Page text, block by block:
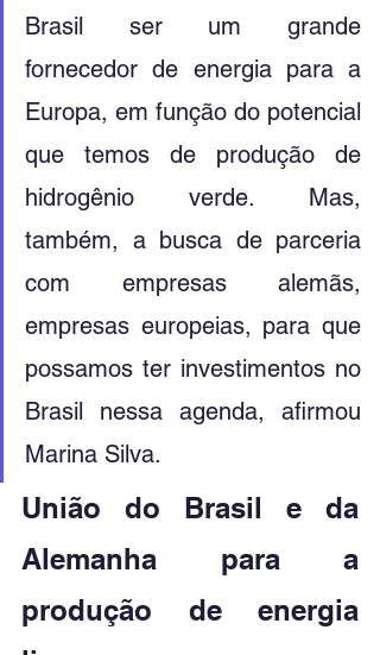
Brasil ser um grande
fornecedor de energia para a
Europa, em função do potencial
que temos de produção de
hidrogênio verde. Mas,
também, a busca de parceria
com empresas alemãs,
empresas europeias, para que
possamos ter investimentos no
Brasil nessa agenda, afirmou
Marina Silva.
União do Brasil e da
Alemanha para a
produção de energia